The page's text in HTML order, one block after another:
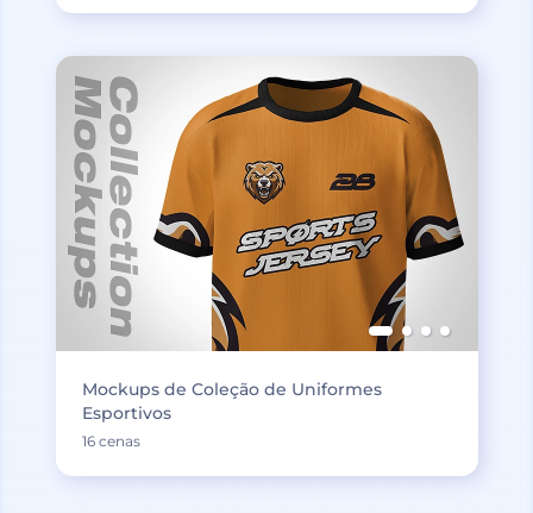
Mockups de Coleção de Uniformes
Esportivos
16 cenas